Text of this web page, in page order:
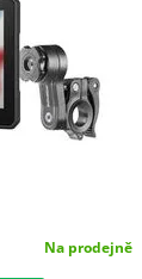
Na prodejně